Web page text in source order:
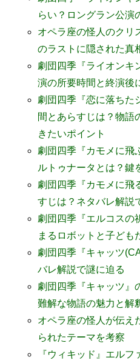
らい？ロングラン公演
オペラ座の怪人のクリ
のラストに隠された真
劇団四季『ライオンキ
演の所要時間と終演後
劇団四季『恋に落ちた
間とあらすじは？物語
きたいポイント
劇団四季『カモメに飛
ルトゥナータとは？鍵
劇団四季『カモメに飛
すじは？ネタバレ解説
劇団四季『エルコスの
まるロボットと子ども
劇団四季『キャッツ
バレ解説で謎に迫る
劇団四季『キャッツ』
難解な物語の魅力と解
オペラ座の怪人が伝え
られたテーマを考察
『ウィキッド』エル